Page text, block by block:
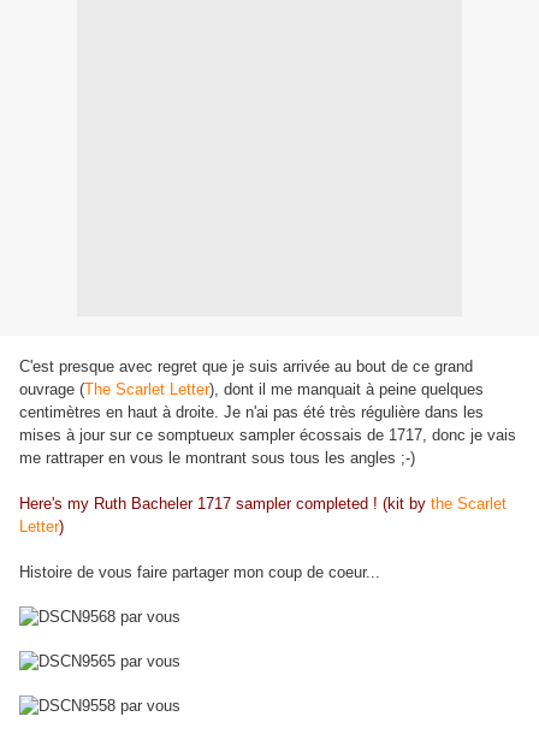
C'est presque avec regret que je suis arrivée au bout de ce grand
ouvrage (The Scarlet Letter), dont il me manquait à peine quelques
centimètres en haut à droite. Je n'ai pas été très régulière dans les
mises à jour sur ce somptueux sampler écossais de 1717, donc je vais
me rattraper en vous le montrant sous tous les angles ;-)
Here's my Ruth Bacheler 1717 sampler completed ! (kit by the Scarlet
Letter)
Histoire de vous faire partager mon coup de coeur...